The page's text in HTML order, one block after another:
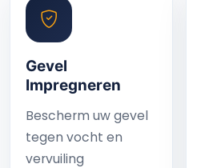
Gevel
Impregneren
Bescherm uw gevel
tegen vocht en
vervuiling